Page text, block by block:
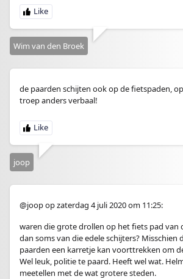
Wim van den Broek
de paarden schijten ook op de fietspaden,
troep anders verbaal!
joop
@joop op zaterdag 4 juli 2020 om 11:25:
waren die grote drollen op het fiets pad van
dan soms van die edele schijters? Misschien
paarden een karretje kan voorttrekken om
Wel leuk, politie te paard. Heeft wel wat.
meetellen met de wat grotere steden.